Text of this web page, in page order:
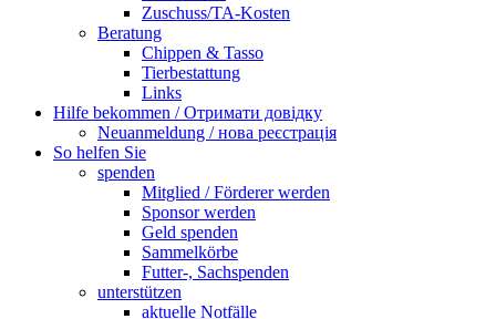
Zuschuss/TA-Kosten
Beratung
Chippen & Tasso
Tierbestattung
Links
Hilfe bekommen / Отримати довідку
Neuanmeldung / нова реєстрація
So helfen Sie
spenden
Mitglied / Förderer werden
Sponsor werden
Geld spenden
Sammelkörbe
Futter-, Sachspenden
unterstützen
aktuelle Notfälle